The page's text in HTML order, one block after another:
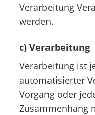
Verarbeitung
werden.
c) Verarbeitung
Verarbeitung ist
automatisierter
Vorgang oder
Zusammenhang